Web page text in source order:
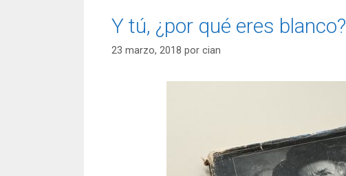
Y tú, ¿por qué eres blanco?
23 marzo, 2018 por cian